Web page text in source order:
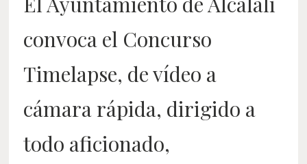
convoca el Concurso
Timelapse, de vídeo a
cámara rápida, dirigido a
todo aficionado,